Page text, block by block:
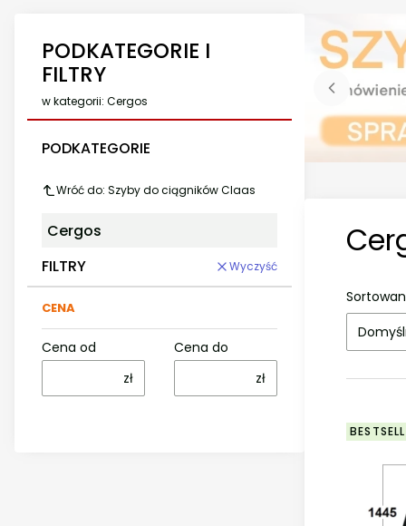
PODKATEGORIE I
FILTRY
w kategorii: Cergos
PODKATEGORIE
Wróć do: Szyby do ciągników Claas
Cergos
FILTRY
Wyczyść
CENA
Cena od
zł
Cena do
zł